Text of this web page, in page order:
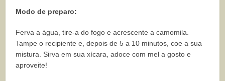
Modo de preparo:
Ferva a água, tire-a do fogo e acrescente a camomila.
Tampe o recipiente e, depois de 5 a 10 minutos, coe a sua
mistura. Sirva em sua xícara, adoce com mel a gosto e
aproveite!